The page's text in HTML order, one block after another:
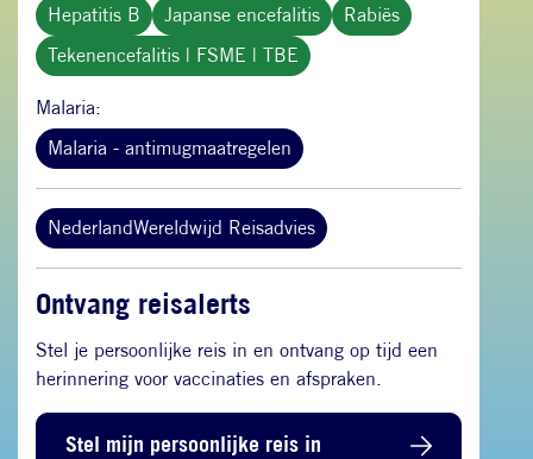
Hepatitis B
Japanse encefalitis
Rabiës
Tekenencefalitis | FSME | TBE
Malaria:
Malaria - antimugmaatregelen
NederlandWereldwijd Reisadvies
Ontvang reisalerts
Stel je persoonlijke reis in en ontvang op tijd een
herinnering voor vaccinaties en afspraken.
Stel mijn persoonlijke reis in